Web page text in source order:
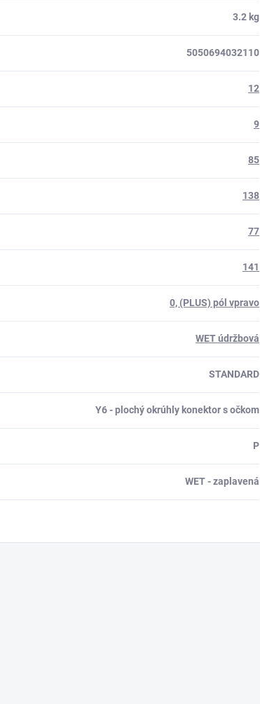
3.2 kg
5050694032110
12
9
85
138
77
141
0, (PLUS) pól vpravo
WET údržbová
STANDARD
Y6 - plochý okrúhly konektor s očkom
P
WET - zaplavená